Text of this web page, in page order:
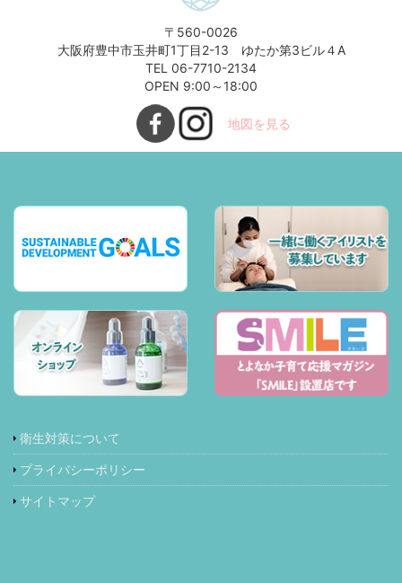
〒560-0026
大阪府豊中市玉井町1丁目2-13 ゆたか第3ビル４A
TEL 06-7710-2134
OPEN 9:00～18:00
地図を見る
衛生対策について
プライバシーポリシー
サイトマップ